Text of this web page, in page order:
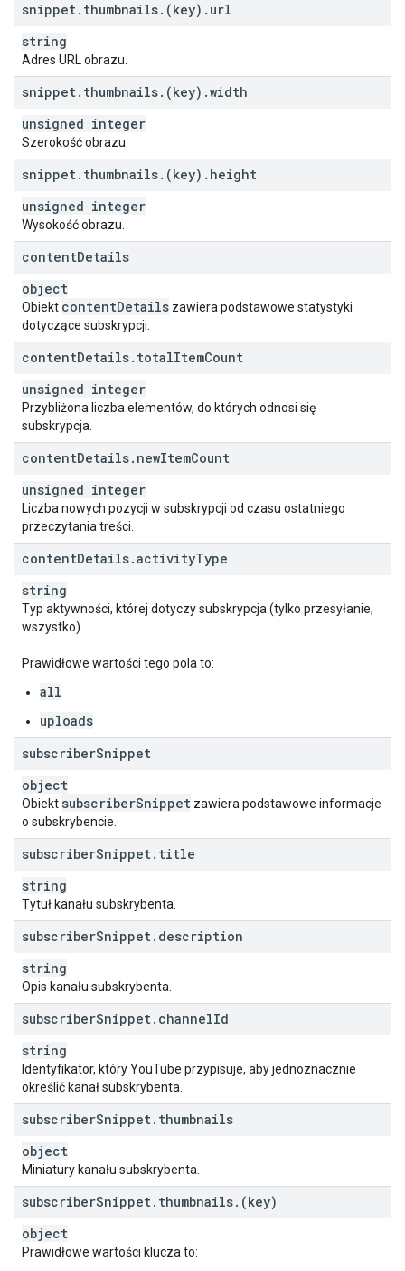
snippet. thumbnails. (key) . url
string
Adres URL obrazu.
snippet. thumbnails. (key) .width
unsigned integer
Szerokość obrazu.
snippet. thumbnails. (key) . height
unsigned integer
Wysokość obrazu.
contentDetails
object
Obiekt contentDetails zawiera podstawowe statystyki
dotyczące subskrypcji.
contentDetails. totalItemCount
unsigned integer
Przybliżona liczba elementów, do których odnosi się
subskrypcja.
contentDetails. newItemCount
unsigned integer
Liczba nowych pozycji w subskrypcji od czasu ostatniego
przeczytania treści.
contentDetails.activityType
string
Typ aktywności, której dotyczy subskrypcja (tylko przesyłanie,
wszystko).
Prawidłowe wartości tego pola to:
all
uploads
subscriberSnippet
object
Obiekt subscriberSnippet zawiera podstawowe informacje
o subskrybencie.
subscriberSnippet. title
string
Tytuł kanału subskrybenta.
subscriberSnippet. description
string
Opis kanału subskrybenta.
subscriberSnippet. channelId
string
Identyfikator, który YouTube przypisuje, aby jednoznacznie
określić kanał subskrybenta.
subscriberSnippet. thumbnails
object
Miniatury kanału subskrybenta.
subscriberSnippet. thumbnails. (key)
object
Prawidłowe wartości klucza to: